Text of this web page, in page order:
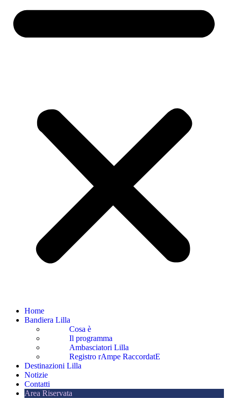
Home
Bandiera Lilla
Cosa è
Il programma
Ambasciatori Lilla
Registro rAmpe RaccordatE
Destinazioni Lilla
Notizie
Contatti
Area Riservata